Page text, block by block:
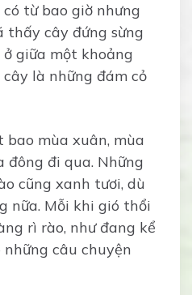
từ bao giờ nhưng
thấy cây đứng sừng
ở giữa một khoảng
là những đám cỏ
bao mùa xuân, mùa
đông đi qua. Những
cũng xanh tươi, dù
nữa. Mỗi khi gió thổi
rì rào, như đang kể
câu chuyện